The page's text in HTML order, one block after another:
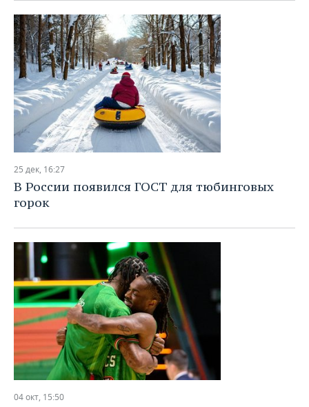
25 дек, 16:27
В России появился ГОСТ для тюбинговых
горок
04 окт, 15:50